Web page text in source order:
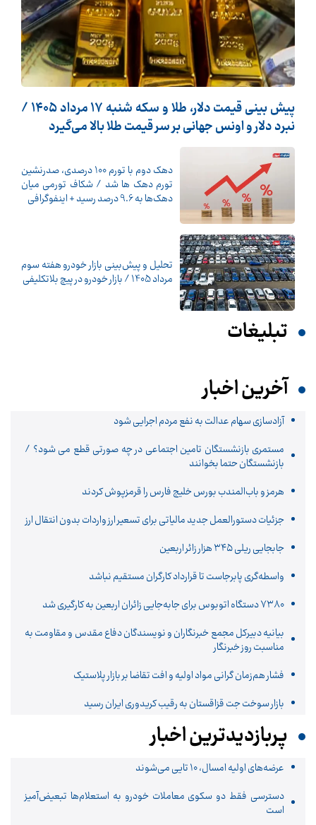
پیش ‌بینی قیمت دلار، طلا و سکه شنبه ۱۷ مرداد ۱۴۰۵ /
نبرد دلار و اونس جهانی بر سر قیمت طلا بالا می‌گیرد
دهک دوم با تورم 100 درصدی، صدرنشین
تورم دهک ها شد / شکاف تورمی میان
دهک‌ها به 9.6 درصد رسید + اینفوگرافی
تحلیل و پیش‌بینی بازار خودرو هفته سوم
مرداد 1405 / بازار خودرو در پیچ بلاتکلیفی
تبلیغات
آخرین اخبار
آزادسازی سهام عدالت به نفع مردم اجرایی شود
مستمری بازنشستگان تامین اجتماعی در چه صورتی قطع می شود؟ /
بازنشستگان حتما بخوانند
هرمز و باب‌المندب بورس خلیج فارس را قرمزپوش کردند
جزئیات دستورالعمل جدید مالیاتی برای تسعیر ارز واردات بدون انتقال ارز
جابجایی ریلی ۳۴۵ هزار زائر اربعین
واسطه‌گری پابرجاست تا قرارداد کارگران مستقیم نباشد
۷۳۸۰ دستگاه اتوبوس برای جابه‌جایی زائران اربعین به‌ کارگیری شد
بیانیه دبیرکل مجمع خبرنگاران و نویسندگان دفاع مقدس و مقاومت به
مناسبت روز خبرنگار
فشار هم‌زمان گرانی مواد اولیه و افت تقاضا بر بازار پلاستیک
بازار سوخت جت قزاقستان به رقیب کریدوری ایران رسید
پربازدیدترین اخبار
عرضه‌های اولیه امسال، 10 تایی می‌شوند
دسترسی فقط دو سکوی معاملات خودرو به استعلام‌ها تبعیض‌آمیز
است